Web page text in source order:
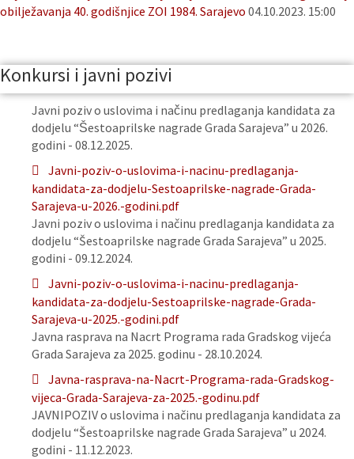
obilježavanja 40. godišnjice ZOI 1984. Sarajevo 04.10.2023. 15:00
Konkursi i javni pozivi
Javni poziv o uslovima i načinu predlaganja kandidata za
dodjelu “Šestoaprilske nagrade Grada Sarajeva” u 2026.
godini - 08.12.2025.
Javni-poziv-o-uslovima-i-nacinu-predlaganja-
kandidata-za-dodjelu-Sestoaprilske-nagrade-Grada-
Sarajeva-u-2026.-godini.pdf
Javni poziv o uslovima i načinu predlaganja kandidata za
dodjelu “Šestoaprilske nagrade Grada Sarajeva” u 2025.
godini - 09.12.2024.
Javni-poziv-o-uslovima-i-nacinu-predlaganja-
kandidata-za-dodjelu-Sestoaprilske-nagrade-Grada-
Sarajeva-u-2025.-godini.pdf
Javna rasprava na Nacrt Programa rada Gradskog vijeća
Grada Sarajeva za 2025. godinu - 28.10.2024.
Javna-rasprava-na-Nacrt-Programa-rada-Gradskog-
vijeca-Grada-Sarajeva-za-2025.-godinu.pdf
JAVNIPOZIV o uslovima i načinu predlaganja kandidata za
dodjelu “Šestoaprilske nagrade Grada Sarajeva” u 2024.
godini - 11.12.2023.